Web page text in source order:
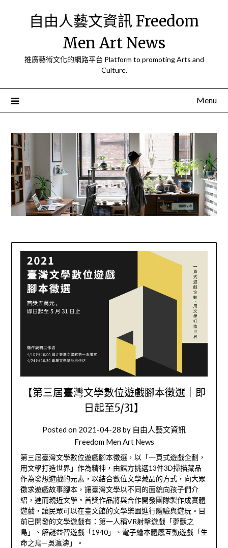
自由人藝文資訊 Freedom
Men Art News
推廣藝術文化的網路平台 Platform to promoting Arts and
Culture.
Menu
【第三屆臺灣文學數位遊戲腳本徵選｜即
日起至5/31】
Posted on 2021-04-28 by 自由人藝文資訊
Freedom Men Art News
第三屆臺灣文學數位遊戲腳本徵選，以「一頁式遊戲企劃，
用文學打造世界」作為精神，由館方挑選13件3D掃描藏品
作為發想遊戲的元素，以結合數位文學藏品的方式，向大眾
徵求遊戲故事腳本，讓臺灣文學以不同的面貌向孩子們介
紹，進而親近文學。首獎作品將與合作開發團隊製作成實體
遊戲，讓民眾可以在臺文館的文學樂園進行體驗與遊玩。目
前已開發的文學遊戲有：第一人稱VR射擊遊戲「夢獸之
島」、解謎益智遊戲「1940」、電子繪本體感互動遊戲「生
命之鳥—吳瀛濤」。